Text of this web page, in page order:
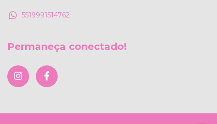
5519991514762
Permaneça conectado!